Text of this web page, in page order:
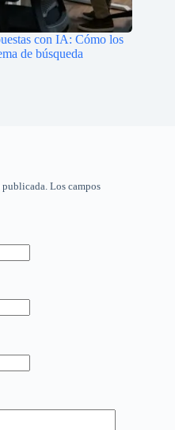
con IA: Cómo los
de búsqueda
publicada. Los campos